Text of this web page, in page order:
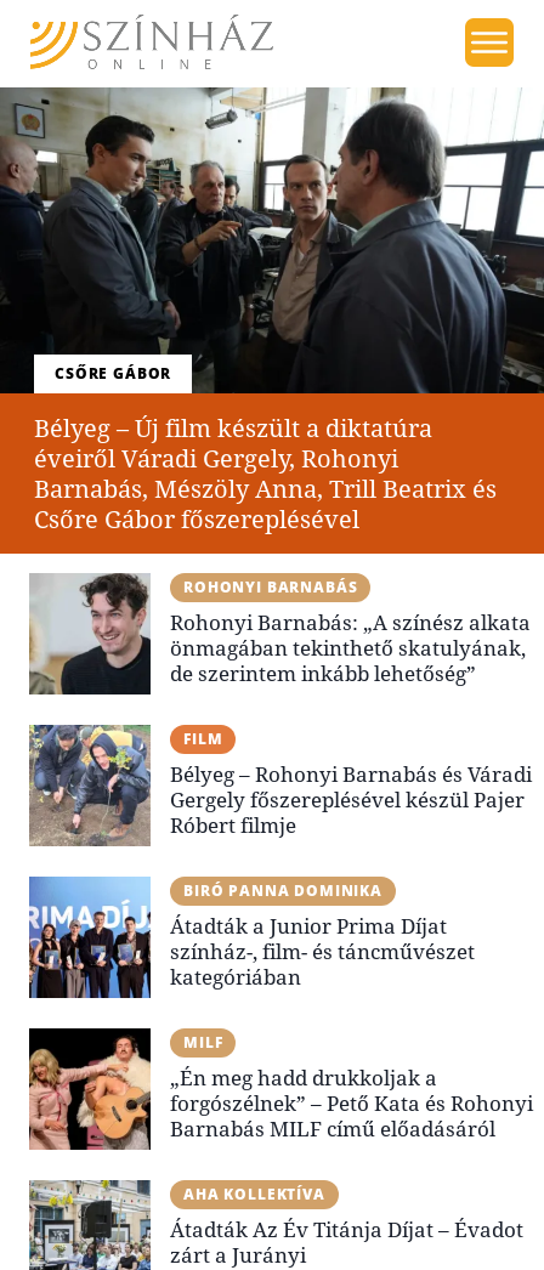
CSŐRE GÁBOR
Bélyeg – Új film készült a diktatúra
éveiről Váradi Gergely, Rohonyi
Barnabás, Mészöly Anna, Trill Beatrix és
Csőre Gábor főszereplésével
ROHONYI BARNABÁS
Rohonyi Barnabás: „A színész alkata
önmagában tekinthető skatulyának,
de szerintem inkább lehetőség”
FILM
Bélyeg – Rohonyi Barnabás és Váradi
Gergely főszereplésével készül Pajer
Róbert filmje
BIRÓ PANNA DOMINIKA
Átadták a Junior Prima Díjat
színház-, film- és táncművészet
kategóriában
MILF
„Én meg hadd drukkoljak a
forgószélnek” – Pető Kata és Rohonyi
Barnabás MILF című előadásáról
AHA KOLLEKTÍVA
Átadták Az Év Titánja Díjat – Évadot
zárt a Jurányi